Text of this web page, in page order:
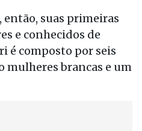
suas primeiras
e conhecidos de
é composto por seis
mulheres brancas e um